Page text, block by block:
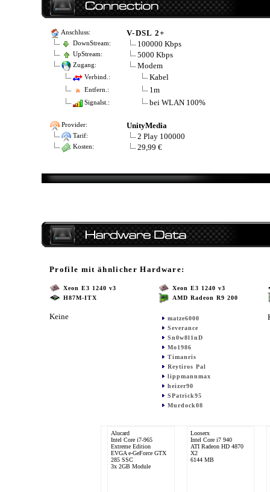
Anschluss: V-DSL 2+
DownStream: 100000 Kbps
UpStream: 5000 Kbps
Zugang: Modem
Verbind.: Kabel
Entfern.: 1m
Signalst.: bei WLAN 100%
Provider: UnityMedia
Tarif: 2 Play 100000
Kosten: 29,99 €
Profile mit ähnlicher Hardware:
Xeon E3 1240 v3
H87M-ITX
Keine
Xeon E3 1240 v3
AMD Radeon R9 200
matze6000
Severance
Sn0w8l1nD
Mo1986
Timanris
Reytiros Pal
lippmannmax
heizer90
SPatrick95
Murdock08
Alucard
Intel Core i7-965
Extreme Edition
EVGA e-GeForce GTX
285 SSC
3x 2GB Module
Looserx
Intel Core i7 940
ATI Radeon HD 4870
X2
6144 MB